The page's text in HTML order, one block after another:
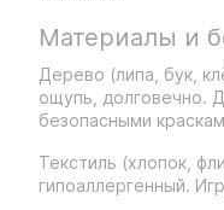
Материалы и
Дерево (липа, бук,
ощупь, долговечно.
безопасными
Текстиль (хлопок,
гипоаллергенный.